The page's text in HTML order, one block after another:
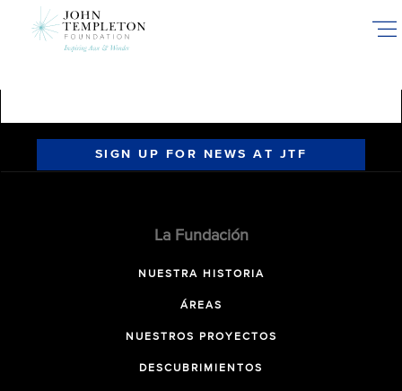
SIGN UP FOR NEWS AT JTF
La Fundación
NUESTRA HISTORIA
ÁREAS
NUESTROS PROYECTOS
DESCUBRIMIENTOS